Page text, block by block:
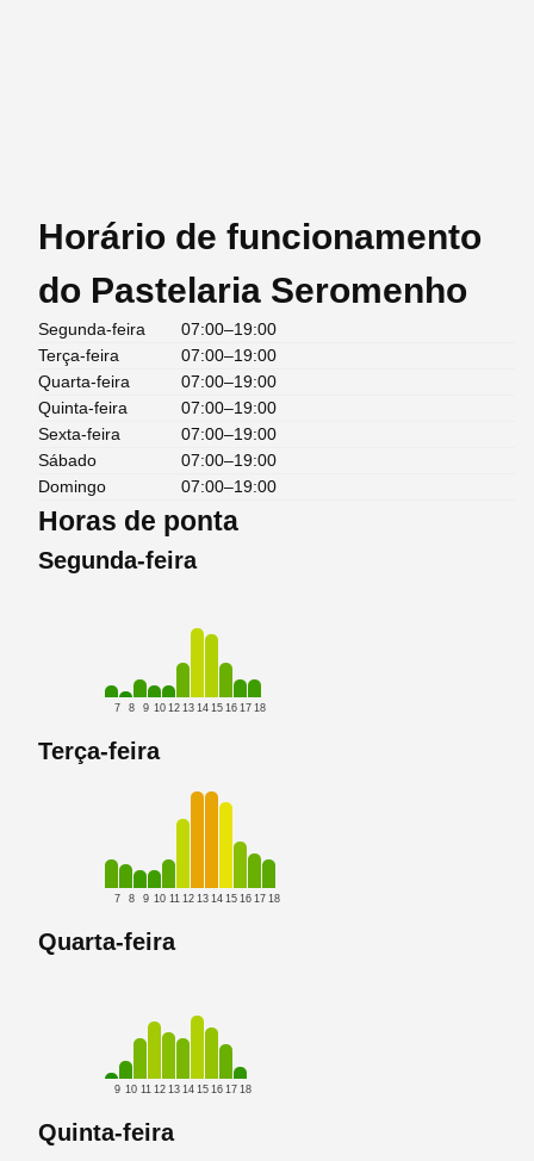
Horário de funcionamento
do Pastelaria Seromenho
Segunda-feira
07:00–19:00
Terça-feira
07:00–19:00
Quarta-feira
07:00–19:00
Quinta-feira
07:00–19:00
Sexta-feira
07:00–19:00
Sábado
07:00–19:00
Domingo
07:00–19:00
Horas de ponta
Segunda-feira
7 8 9 10 12 13 14 15 16 17 18
Terça-feira
7 8 9 10 11 12 13 14 15 16 17 18
Quarta-feira
9 10 11 12 13 14 15 16 17 18
Quinta-feira